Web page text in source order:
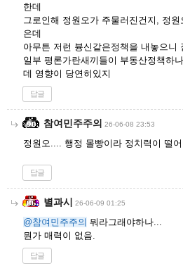
한데
그로인해 정원오가 주물러진건지, 정
은데
아무튼 저런 븅신같은정책을 내놓으니
일부 평론가란새끼들이 부동산정책하
데 영향이 당연히있지
답글
참여민주주의 26-06-08 23:53
정원오.... 행정 몰빵이라 정치력이 떨어
답글
별과시 26-06-09 01:25
@참여민주주의 뭐라그래야하나...
뭔가 매력이 없음.
답글